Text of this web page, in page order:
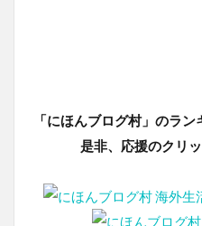
「にほんブログ村」のラン
是非、応援のクリ